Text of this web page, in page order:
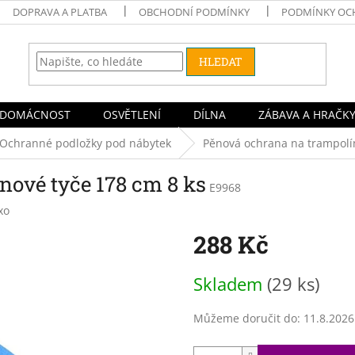
DOPRAVA A PLATBA OBCHODNÍ PODMÍNKY PODMÍNKY
HLEDAT
DOMÁCNOST OSVĚTLENÍ DÍLNA ZÁBAVA A HRAČKY
Ochranné podložky pod nábytek Pěnová ochrana na
tyče 178 cm 8 ks E9968
288 Kč
cena:
Skladem (29 ks)
Můžeme doručit do: 11.8.2026